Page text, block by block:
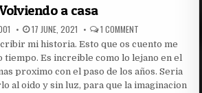
a casa
PUBLISHED
DATE:
17 JUNE, 2021 1 COMMENTON
A
CASA
mi historia. Esto que os cuento me
tiempo. Es increible como lo lejano en el
proximo con el paso de los años. Seria
al oido y sin luz, para que la imaginacion